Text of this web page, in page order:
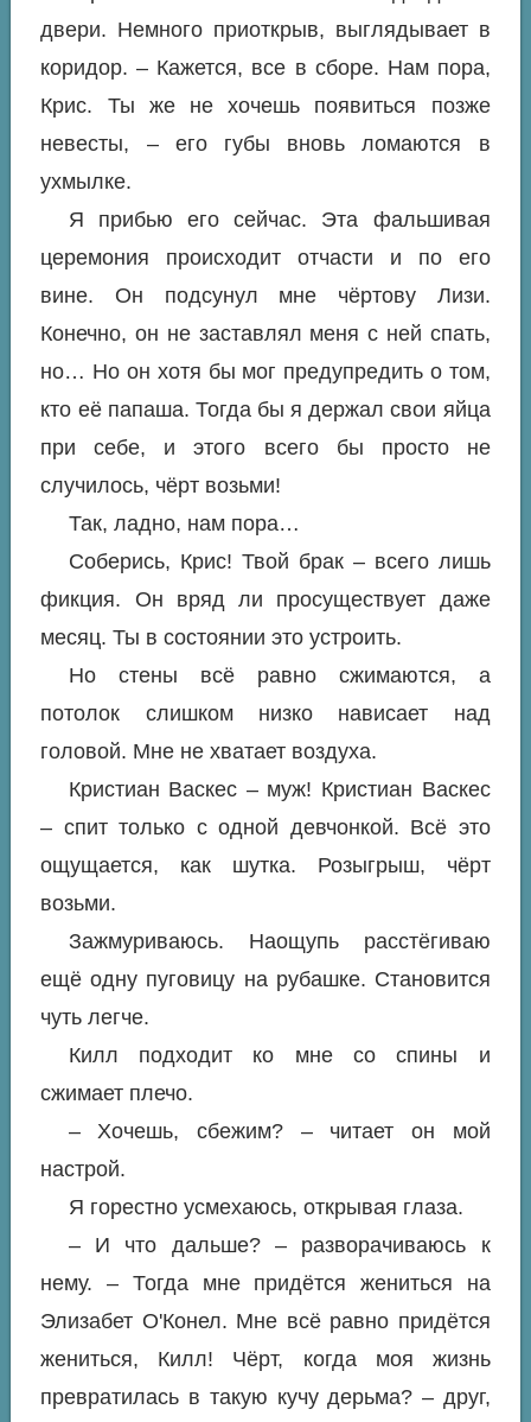
двери. Немного приоткрыв, выглядывает в
коридор. – Кажется, все в сборе. Нам пора,
Крис. Ты же не хочешь появиться позже
невесты, – его губы вновь ломаются в
ухмылке.
Я прибью его сейчас. Эта фальшивая
церемония происходит отчасти и по его
вине. Он подсунул мне чёртову Лизи.
Конечно, он не заставлял меня с ней спать,
но… Но он хотя бы мог предупредить о том,
кто её папаша. Тогда бы я держал свои яйца
при себе, и этого всего бы просто не
случилось, чёрт возьми!
Так, ладно, нам пора…
Соберись, Крис! Твой брак – всего лишь
фикция. Он вряд ли просуществует даже
месяц. Ты в состоянии это устроить.
Но стены всё равно сжимаются, а
потолок слишком низко нависает над
головой. Мне не хватает воздуха.
Кристиан Васкес – муж! Кристиан Васкес
– спит только с одной девчонкой. Всё это
ощущается, как шутка. Розыгрыш, чёрт
возьми.
Зажмуриваюсь. Наощупь расстёгиваю
ещё одну пуговицу на рубашке. Становится
чуть легче.
Килл подходит ко мне со спины и
сжимает плечо.
– Хочешь, сбежим? – читает он мой
настрой.
Я горестно усмехаюсь, открывая глаза.
– И что дальше? – разворачиваюсь к
нему. – Тогда мне придётся жениться на
Элизабет О'Конел. Мне всё равно придётся
жениться, Килл! Чёрт, когда моя жизнь
превратилась в такую кучу дерьма? – друг,